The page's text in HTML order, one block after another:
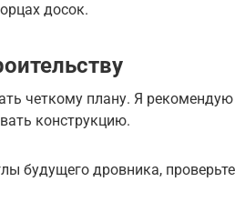
досок.
четкому плану. Я рекомендую
конструкцию.
будущего дровника, проверьте